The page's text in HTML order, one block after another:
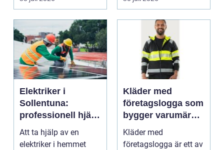
blod...
Elektriker i
Sollentuna:
professionell hjälp
när du behöver det
Att ta hjälp av en
elektriker i hemmet
Kläder med
företagslogga som
bygger varumärke
i vardagen
Kläder med
företagslogga är ett av